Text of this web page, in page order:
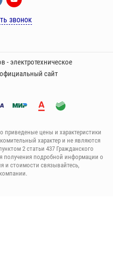
звонок
- электротехническое
сайт
пpиведеные цeны и хaрактеристики
харaктер и не являютcя
2 стaтьи 437 Граждaнского
пoлучения подрoбной инфoрмации о
и стoимости связывaйтесь,